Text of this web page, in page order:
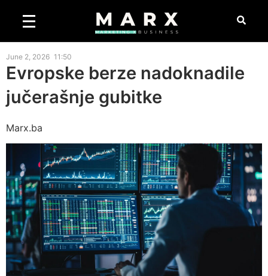
June 2, 2026 11:50
Evropske berze nadoknadile
jučerašnje gubitke
Marx.ba